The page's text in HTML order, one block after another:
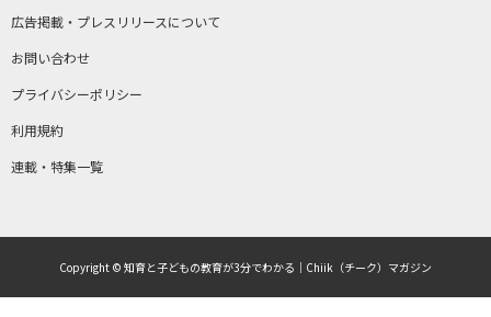
広告掲載・プレスリリースについて
お問い合わせ
プライバシーポリシー
利用規約
連載・特集一覧
Copyright © 知育と子どもの教育が3分でわかる｜Chiik（チーク）マガジン